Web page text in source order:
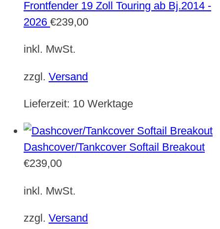
Frontfender 19 Zoll Touring ab Bj.2014 -
2026 €239,00
inkl. MwSt.
zzgl. Versand
Lieferzeit: 10 Werktage
Dashcover/Tankcover Softail Breakout
€239,00
inkl. MwSt.
zzgl. Versand